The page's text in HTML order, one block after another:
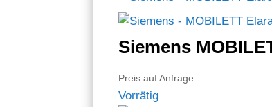
Siemens
Preis auf Anfrage
Vorrätig